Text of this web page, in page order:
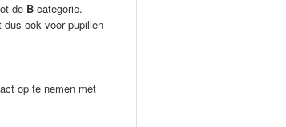
de B-categorie.
dus ook voor pupillen
op te nemen met